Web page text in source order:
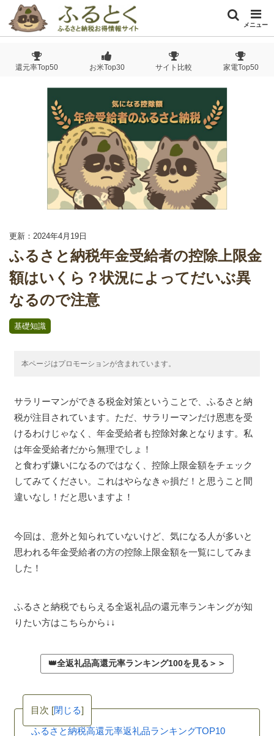
メニュー
還元率Top50 お米Top30 サイト比較 家電Top50
更新：2024年4月19日
ふるさと納税年金受給者の控除上限金
額はいくら？状況によってだいぶ異
なるので注意
基礎知識
本ページはプロモーションが含まれています。
サラリーマンができる税金対策ということで、ふるさと納
税が注目されています。ただ、サラリーマンだけ恩恵を受
けるわけじゃなく、年金受給者も控除対象となります。私
は年金受給者だから無理でしょ！
と食わず嫌いになるのではなく、控除上限金額をチェック
してみてください。これはやらなきゃ損だ！と思うこと間
違いなし！だと思いますよ！
今回は、意外と知られていないけど、気になる人が多いと
思われる年金受給者の方の控除上限金額を一覧にしてみま
した！
ふるさと納税でもらえる全返礼品の還元率ランキングが知
りたい方はこちらから↓↓
👑全返礼品高還元率ランキング100を見る＞＞
目次 [閉じる]
ふるさと納税高還元率返礼品ランキングTOP10